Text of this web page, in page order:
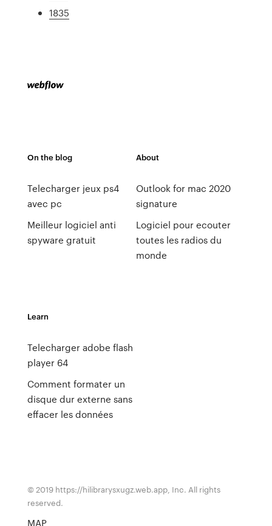
1835
On the blog
Telecharger jeux ps4
avec pc
Meilleur logiciel anti
spyware gratuit
About
Outlook for mac 2020
signature
Logiciel pour ecouter
toutes les radios du
monde
Learn
Telecharger adobe flash
player 64
Comment formater un
disque dur externe sans
effacer les données
© 2019 https://hilibrarysxugz.web.app, Inc. All rights
reserved.
MAP